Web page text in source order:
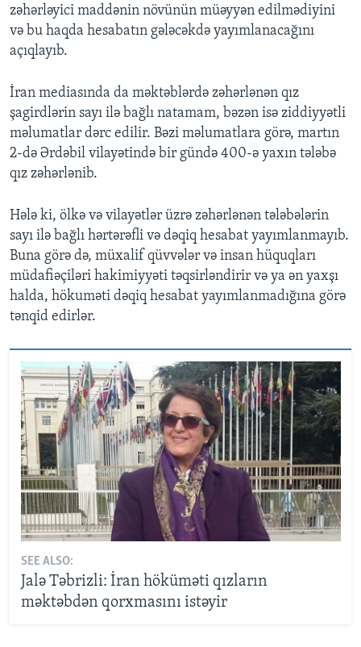
zəhərləyici maddənin növünün müəyyən edilmədiyini
və bu haqda hesabatın gələcəkdə yayımlanacağını
açıqlayıb.
İran mediasında da məktəblərdə zəhərlənən qız
şagirdlərin sayı ilə bağlı natamam, bəzən isə ziddiyyətli
məlumatlar dərc edilir. Bəzi məlumatlara görə, martın
2-də Ərdəbil vilayətində bir gündə 400-ə yaxın tələbə
qız zəhərlənib.
Hələ ki, ölkə və vilayətlər üzrə zəhərlənən tələbələrin
sayı ilə bağlı hərtərəfli və dəqiq hesabat yayımlanmayıb.
Buna görə də, müxalif qüvvələr və insan hüquqları
müdafiəçiləri hakimiyyəti təqsirləndirir və ya ən yaxşı
halda, hökuməti dəqiq hesabat yayımlanmadığına görə
tənqid edirlər.
SEE ALSO:
Jalə Təbrizli: İran höküməti qızların
məktəbdən qorxmasını istəyir